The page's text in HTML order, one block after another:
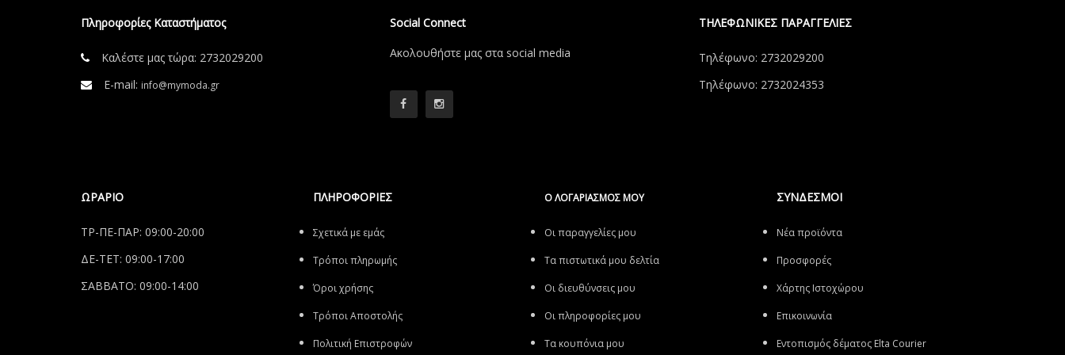
Πληροφορίες Καταστήματος
Καλέστε μας τώρα: 2732029200
E-mail: info@mymoda.gr
Social Connect
Aκολουθήστε μας στα social media
ΤΗΛΕΦΩΝΙΚΕΣ ΠΑΡΑΓΓΕΛΙΕΣ
Τηλέφωνο: 2732029200
Τηλέφωνο: 2732024353
ΩΡΑΡΙΟ
ΤΡ-ΠΕ-ΠΑΡ: 09:00-20:00
ΔΕ-ΤΕΤ: 09:00-17:00
ΣΑΒΒΑΤΟ: 09:00-14:00
ΠΛΗΡΟΦΟΡΙΕΣ
Σχετικά με εμάς
Tρόποι πληρωμής
Όροι χρήσης
Τρόποι Αποστολής
Πολιτική Επιστροφών
Ο ΛΟΓΑΡΙΑΣΜΌΣ ΜΟΥ
Οι παραγγελίες μου
Τα πιστωτικά μου δελτία
Οι διευθύνσεις μου
Οι πληροφορίες μου
Τα κουπόνια μου
ΣΥΝΔΕΣΜΟΙ
Νέα προϊόντα
Προσφορές
Χάρτης Ιστοχώρου
Επικοινωνία
Εντοπισμός δέματος Elta Courier